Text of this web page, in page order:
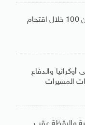
حاكم سبتة: مقتل أكثر من 100 خلال اقتحام
روسية تقتل 6 فى أوكرانيا والدفاع
المسيرات